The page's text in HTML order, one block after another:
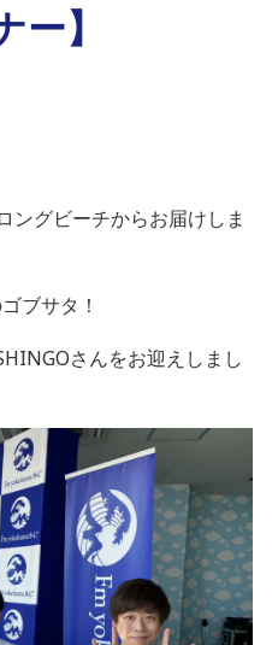
ー】
ングビーチからお届けしま
ブサタ！
さんをお迎えしまし